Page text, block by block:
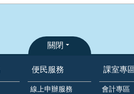
關閉
便民服務
線上申辦服務
課室專
會計專區